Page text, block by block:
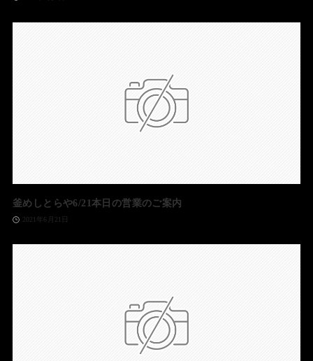
釜めしとらや6/21本日の営業のご案内
2021年6月21日